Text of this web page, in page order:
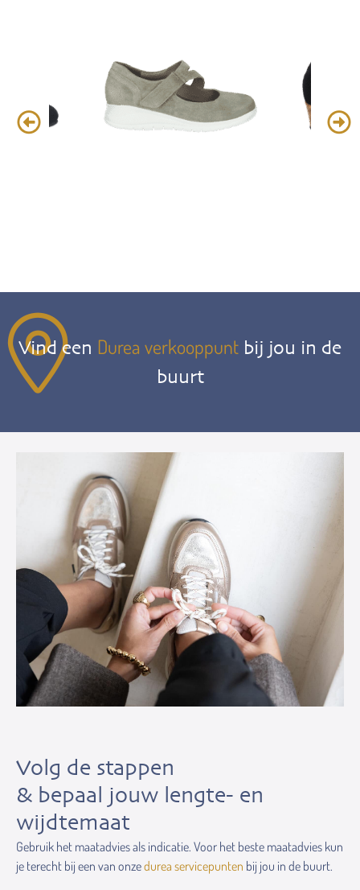
Vind een Durea verkooppunt bij jou in de
buurt
Volg de stappen
& bepaal jouw lengte- en
wijdtemaat
Gebruik het maatadvies als indicatie. Voor het beste maatadvies kun
je terecht bij een van onzedurea servicepunten bij jou in de buurt.